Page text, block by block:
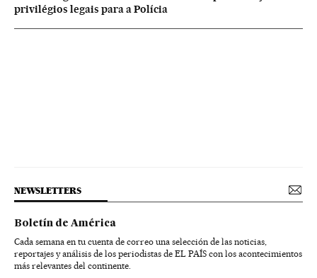
privilégios legais para a Polícia
NEWSLETTERS
Boletín de América
Cada semana en tu cuenta de correo una selección de las noticias,
reportajes y análisis de los periodistas de EL PAÍS con los acontecimientos
más relevantes del continente.